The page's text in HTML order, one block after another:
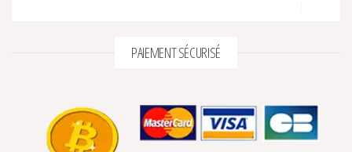
PAIEMENT SÉCURISÉ